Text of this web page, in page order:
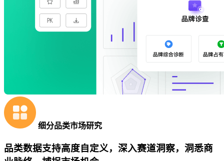
细分品类市场研究
品类数据支持高度自定义，深入赛道洞察，洞悉商